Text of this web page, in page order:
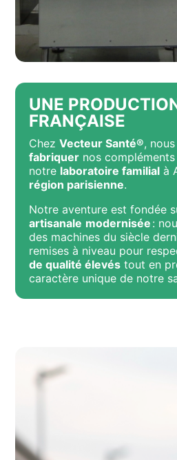
UNE
FRANÇAISE
ChezVecteur Santé®,
fabriquer nos
notre laboratoire familial à
région parisienne.
Notre aventure est fondée
artisanale modernisée :
des machines du siècle
remises à niveau pour
de qualité élevés tout en
caractère unique de notre